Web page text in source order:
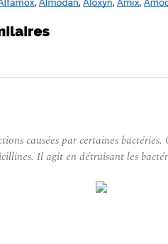
causées par certaines
Il agit en détruisant les